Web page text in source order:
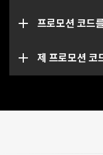
프로모션 코드
특정 코드의 경우
제 프로모션 코
해당 프로모션 코드